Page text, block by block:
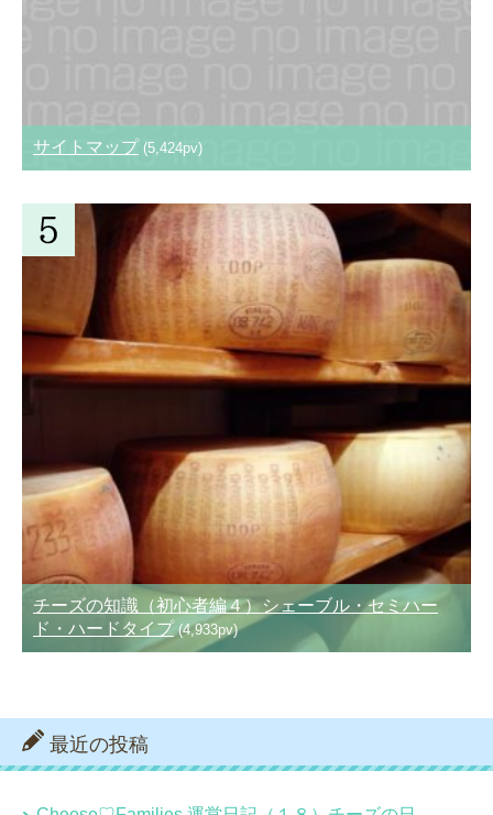
サイトマップ (5,424pv)
チーズの知識（初心者編４）シェーブル・セミハー
ド・ハードタイプ(4,933pv)
最近の投稿